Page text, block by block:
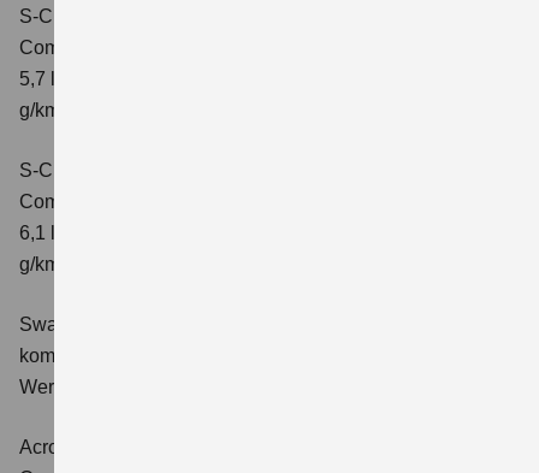
S-Cross 1.4 BOOSTERJET HYBRID ALLGRIP
Comfort+
5,7 l/100 km; kombinierter Wert der CO2-Emission: 131
g/km; CO2-Klasse: D
S-Cross 1.4 BOOSTERJET HYBRID ALLGRIP AT
Comfort+
6,1 l/100 km; kombinierter Wert der CO2-Emission: 141
g/km; CO2-Klasse: E
Swace 1.8 HYBRID CVT Comfort+
kombinierter Energieverbrauch 4,5 l/100km; kombinierter
Wert der CO2-Emission: 102 g/km; CO2-Klasse: C.
Across 2.5 PLUG-IN HYBRID CVT